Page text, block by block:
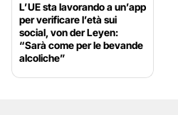
L’UE sta lavorando a un’app
per verificare l’età sui
social, von der Leyen:
“Sarà come per le bevande
alcoliche”